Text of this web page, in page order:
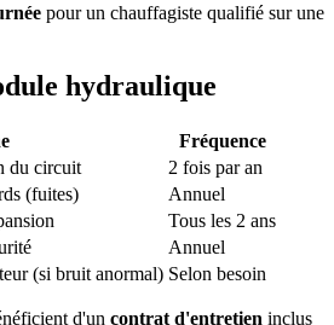
pour un chauffagiste qualifié sur une
hydraulique
Fréquence
du circuit
2 fois par an
(fuites)
Annuel
Tous les 2 ans
Annuel
(si bruit anormal) Selon besoin
d'un contrat d'entretien inclus